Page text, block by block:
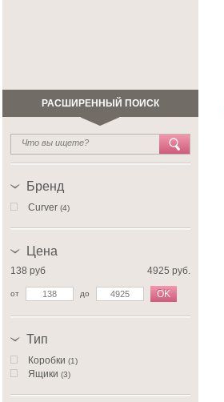
РАСШИРЕННЫЙ ПОИСК
Бренд
Curver (4)
Цена
138 руб 4925 руб.
от до OK
Тип
Коробки (1)
Ящики (3)